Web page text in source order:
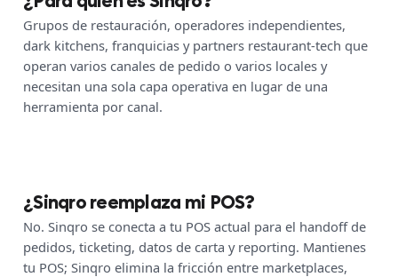
Grupos de restauración, operadores independientes,
dark kitchens, franquicias y partners restaurant-tech que
operan varios canales de pedido o varios locales y
necesitan una sola capa operativa en lugar de una
herramienta por canal.
¿Sinqro reemplaza mi POS?
No. Sinqro se conecta a tu POS actual para el handoff de
pedidos, ticketing, datos de carta y reporting. Mantienes
tu POS; Sinqro elimina la fricción entre marketplaces,